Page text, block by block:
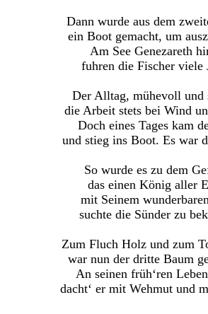
Dann wurde aus dem
ein Boot gemacht, um
Am See Genezareth
fuhren die Fischer viele
Der Alltag, mühevoll und
die Arbeit stets bei Wind
Doch eines Tages kam
und stieg ins Boot. Es war
So wurde es zu dem
das einen König aller
mit Seinem
suchte die Sünder zu
Zum Fluch Holz und zum
war nun der dritte Baum
An seinen früh‘ren
dacht‘ er mit Wehmut und